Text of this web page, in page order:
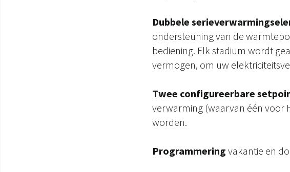
Dubbele
ondersteuning van de
bediening. Elk stadium wordt
vermogen, om uw
Twee configureerbare
verwarming (waarvan één voor
worden.
Programmering vakantie en